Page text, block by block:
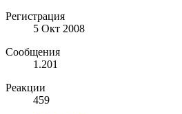
Регистрация
5 Окт 2008
Сообщения
1.201
Реакции
459